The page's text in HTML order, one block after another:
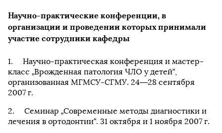
Научно-практические конференции, в
организации и проведении которых принимали
участие сотрудники кафедры
Научно-практическая конференция и мастер-
класс „Врожденная патология ЧЛО у детей“,
организованная МГМСУ-СГМУ. 24—28 сентября
2007 г.
Семинар „Современные методы диагностики и
лечения в ортодонтии“. 31 октября и 1 ноября 2007 г.